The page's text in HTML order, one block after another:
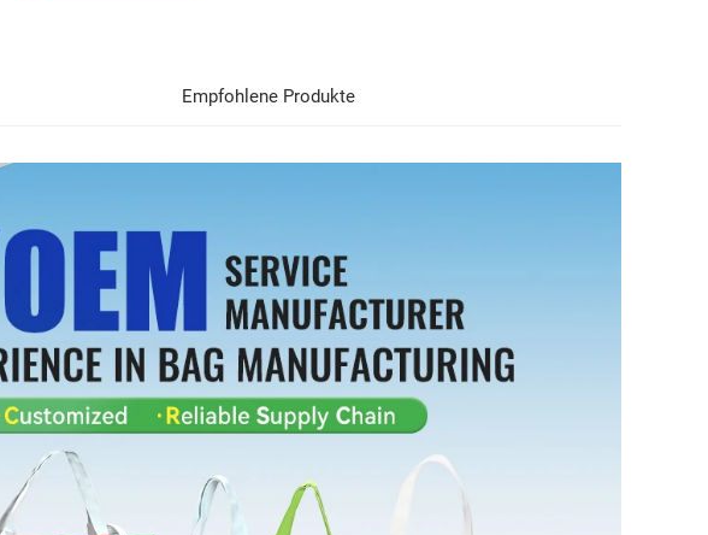
Empfohlene Produkte